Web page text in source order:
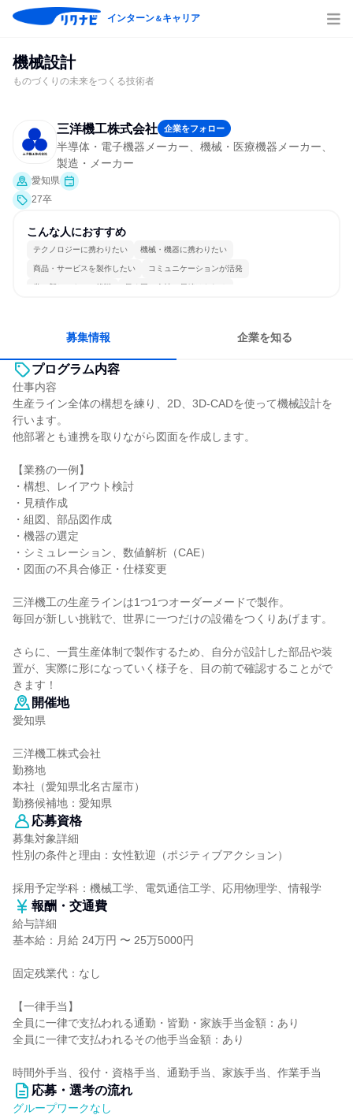
インターン＆キャリア
機械設計
ものづくりの未来をつくる技術者
三洋機工株式会社 企業をフォロー
半導体・電子機器メーカー、機械・医療機器メーカー、
製造・メーカー
愛知県
27卒
こんな人におすすめ
テクノロジーに携わりたい 機械・機器に携わりたい
商品・サービスを製作したい コミュニケーションが活発
常に新しいものに挑戦 長く同じ会社に居続けられる
募集情報 企業を知る
プログラム内容
仕事内容
生産ライン全体の構想を練り、2D、3D-CADを使って機械設計を
行います。
他部署とも連携を取りながら図面を作成します。
【業務の一例】
・構想、レイアウト検討
・見積作成
・組図、部品図作成
・機器の選定
・シミュレーション、数値解析（CAE）
・図面の不具合修正・仕様変更
三洋機工の生産ラインは1つ1つオーダーメードで製作。
毎回が新しい挑戦で、世界に一つだけの設備をつくりあげます。
さらに、一貫生産体制で製作するため、自分が設計した部品や装
置が、実際に形になっていく様子を、目の前で確認することがで
きます！
開催地
愛知県
三洋機工株式会社
勤務地
本社（愛知県北名古屋市）
勤務候補地：愛知県
応募資格
募集対象詳細
性別の条件と理由：女性歓迎（ポジティブアクション）
採用予定学科：機械工学、電気通信工学、応用物理学、情報学
報酬・交通費
給与詳細
基本給：月給 24万円 〜 25万5000円
固定残業代：なし
【一律手当】
全員に一律で支払われる通勤・皆勤・家族手当金額：あり
全員に一律で支払われるその他手当金額：あり
時間外手当、役付・資格手当、通勤手当、家族手当、作業手当
応募・選考の流れ
グループワークなし